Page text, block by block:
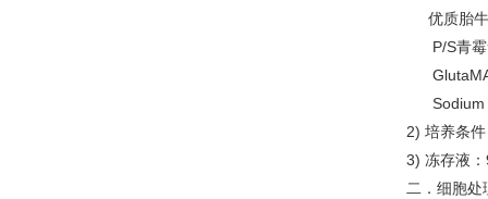
优
P/
2) 培养条
3) 冻存液
二．细胞处